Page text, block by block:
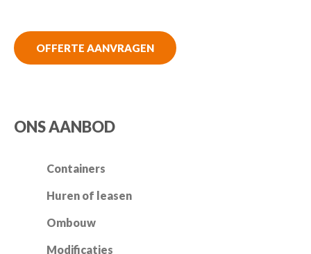
OFFERTE AANVRAGEN
ONS AANBOD
Containers
Huren of leasen
Ombouw
Modificaties